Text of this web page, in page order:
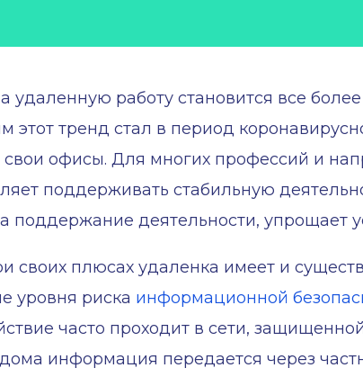
удаленную работу становится все
этот тренд стал в период
свои офисы. Для многих профессий и
поддерживать стабильную
поддержание деятельности, упрощает
своих плюсах удаленка имеет и
уровня риска информационной
часто проходит в сети,
информация передается через